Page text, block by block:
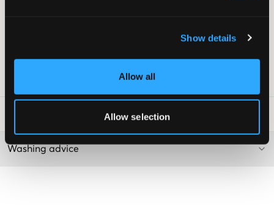
Show details
Allow all
Allow selection
Washing advice